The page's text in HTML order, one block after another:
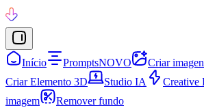
Início PromptsNOVO Criar
Criar Elemento 3D
Studio IA Creative
imagem
Remover fundo